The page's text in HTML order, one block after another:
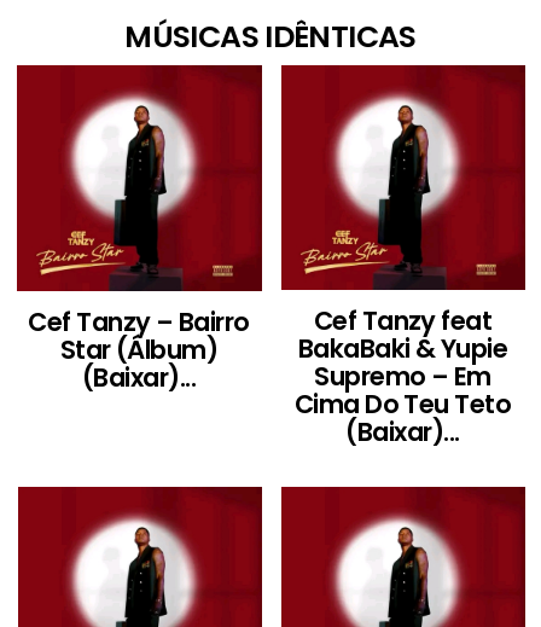
MÚSICAS IDÊNTICAS
Cef Tanzy – Bairro
Star (Álbum)
(Baixar)...
Cef Tanzy feat
BakaBaki & Yupie
Supremo – Em
Cima Do Teu Teto
(Baixar)...